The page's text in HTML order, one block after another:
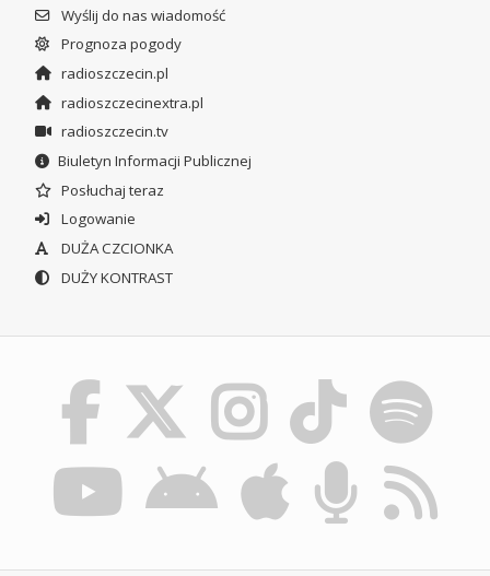
Wyślij do nas wiadomość
Prognoza pogody
radioszczecin.pl
radioszczecinextra.pl
radioszczecin.tv
Biuletyn Informacji Publicznej
Posłuchaj teraz
Logowanie
DUŻA CZCIONKA
DUŻY KONTRAST